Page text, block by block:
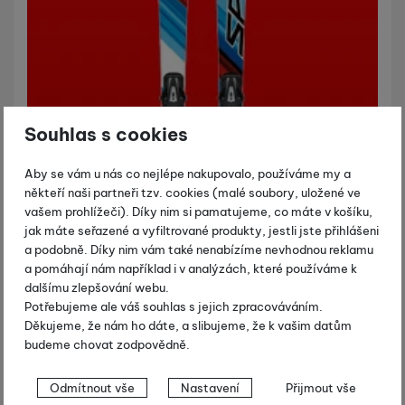
Souhlas s cookies
Aby se vám u nás co nejlépe nakupovalo, používáme my a
někteří naši partneři tzv. cookies (malé soubory, uložené ve
vašem prohlížeči). Díky nim si pamatujeme, co máte v košíku,
jak máte seřazené a vyfiltrované produkty, jestli jste přihlášeni
a podobně. Díky nim vám také nenabízíme nevhodnou reklamu
a pomáhají nám například i v analýzách, které používáme k
dalšímu zlepšování webu.
Potřebujeme ale váš souhlas s jejich zpracováváním.
Děkujeme, že nám ho dáte, a slibujeme, že k vašim datům
budeme chovat zodpovědně.
Nastavení souhlasů s kategoriemi
Odmítnout vše Nastavení Přijmout vše